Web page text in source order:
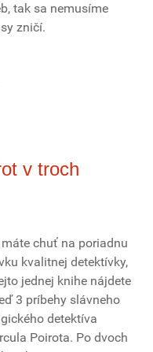
tak sa nemusíme
zničí.
v troch
chuť na poriadnu
kvalitnej detektívky,
jednej knihe nájdete
3 príbehy slávneho
detektíva
Poirota. Po dvoch